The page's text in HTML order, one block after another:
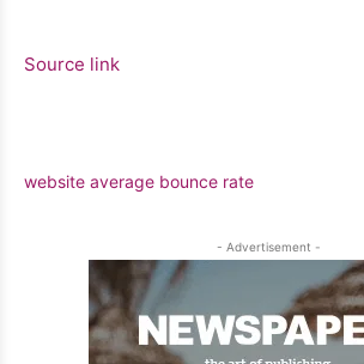
Source link
website average bounce rate
- Advertisement -